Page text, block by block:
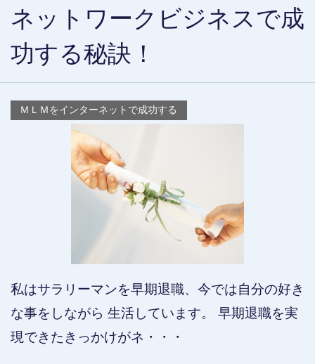
ネットワークビジネスで成
功する秘訣！
ＭＬＭをインターネットで成功する
私はサラリーマンを早期退職、今では自分の好き
な事をしながら 生活しています。 早期退職を実
現できたきっかけがネ・・・